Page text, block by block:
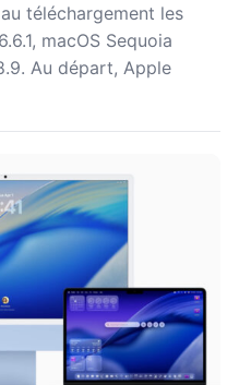
téléchargement les
macOS Sequoia
Au départ, Apple